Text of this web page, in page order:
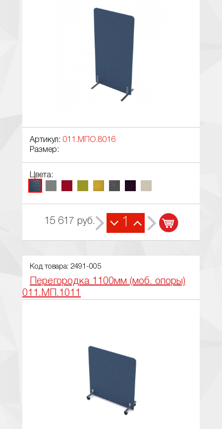
Артикул: 011.МПО.8016
Размер:
Цвета:
15 617 руб. 1
Код товара: 2491-005
Перегородка 1100мм (моб. опоры)
011.МП.1011